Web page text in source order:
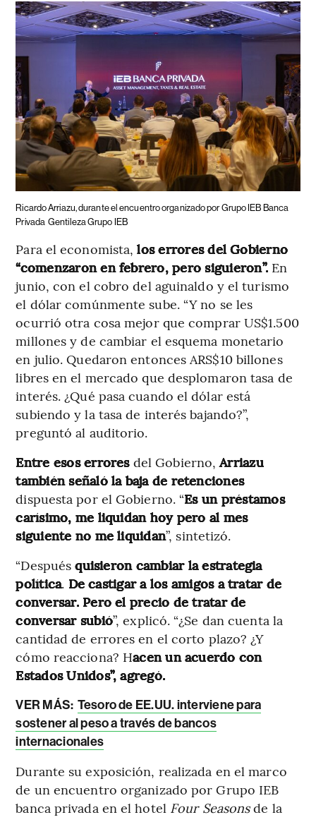
Ricardo Arriazu, durante el encuentro organizado por Grupo IEB Banca
Privada Gentileza Grupo IEB
Para el economista,los errores del Gobierno
“comenzaron en febrero, pero siguieron”. En
junio, con el cobro del aguinaldo y el turismo
el dólar comúnmente sube. “Y no se les
ocurrió otra cosa mejor que comprar US$1.500
millones y de cambiar el esquema monetario
en julio. Quedaron entonces ARS$10 billones
libres en el mercado que desplomaron tasa de
interés. ¿Qué pasa cuando el dólar está
subiendo y la tasa de interés bajando?”,
preguntó al auditorio.
Entre esos erroresdel Gobierno,Arriazu
también señaló la baja de retenciones
dispuesta por el Gobierno. “Es un préstamos
carísimo, me liquidan hoy pero al mes
siguiente no me liquidan”, sintetizó.
“Despuésquisieron cambiar la estrategia
política. De castigar a los amigos a tratar de
conversar. Pero el precio de tratar de
conversar subió”, explicó. “¿Se dan cuenta la
cantidad de errores en el corto plazo? ¿Y
cómo reacciona? Hacen un acuerdo con
Estados Unidos”, agregó.
VER MÁS: Tesoro de EE.UU. interviene para
sostener al peso a través de bancos
internacionales
Durante su exposición, realizada en el marco
de un encuentro organizado por Grupo IEB
banca privada en el hotel Four Seasonsde la